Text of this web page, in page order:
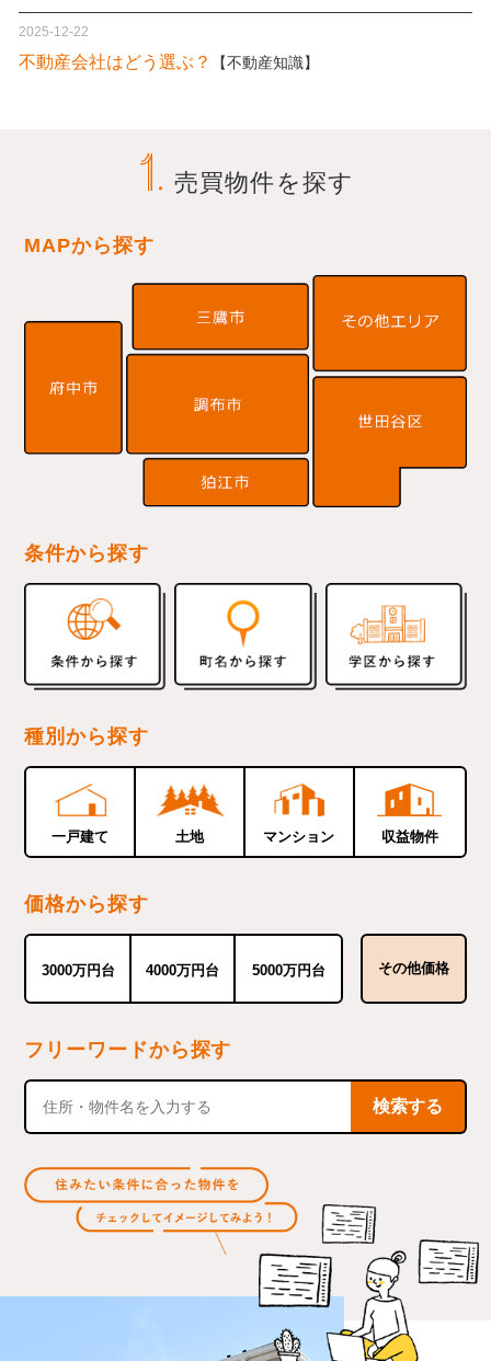
売買物件を探す
MAPから探す
条件から探す
種別から探す
一戸建て 土地 マンション 収益物件
価格から探す
3000万円台 4000万円台 5000万円台 その他価格
フリーワードから探す